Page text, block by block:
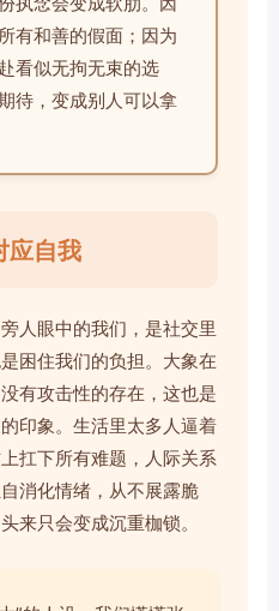
有和善的假面；因为
看似无拘无束的选
待，变成别人可以拿
应自我
人眼中的我们，是社交里
困住我们的负担。大象在
有攻击性的存在，这也是
印象。生活里太多人逼着
扛下所有难题，人际关系
消化情绪，从不展露脆
来只会变成沉重枷锁。